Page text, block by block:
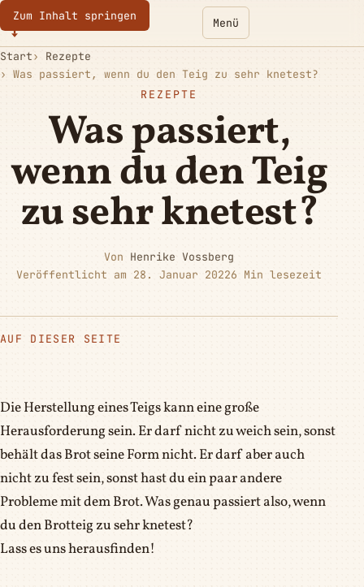
Zum Inhalt springen
Eurotoques Menü
Start
Rezepte
Was passiert, wenn du den Teig zu sehr knetest?
REZEPTE
Was passiert,
wenn du den Teig
zu sehr knetest?
Von Henrike Vossberg
Veröffentlicht am 28. Januar 20226 Min lesezeit
Die Herstellung eines Teigs kann eine große
Herausforderung sein. Er darf nicht zu weich sein, sonst
behält das Brot seine Form nicht. Er darf aber auch
nicht zu fest sein, sonst hast du ein paar andere
Probleme mit dem Brot. Was genau passiert also, wenn
du den Brotteig zu sehr knetest?
Lass es uns herausfinden!
AUF DIESER SEITE